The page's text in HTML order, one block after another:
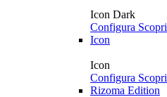
Icon Dark
Configura Scopri
Icon
Icon
Configura Scopri
Rizoma Edition